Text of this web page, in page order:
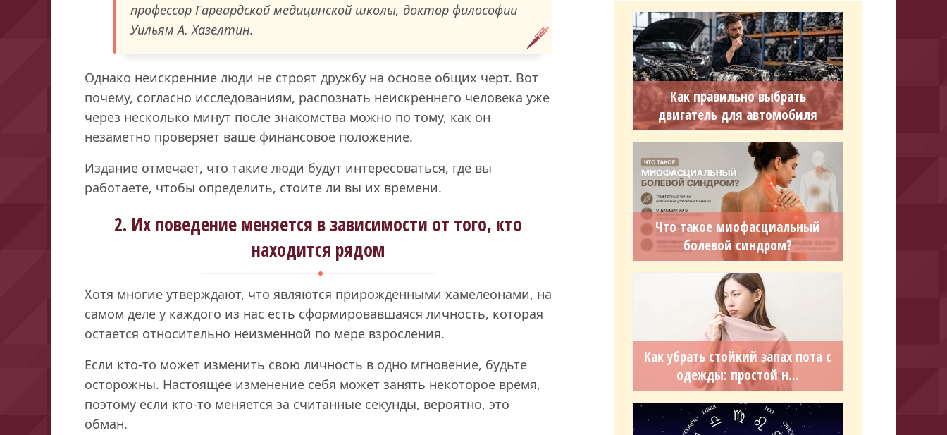
профессор Гарвардской медицинской школы, доктор философии
Уильям А. Хазелтин.
Однако неискренние люди не строят дружбу на основе общих черт. Вот
почему, согласно исследованиям, распознать неискреннего человека уже
через несколько минут после знакомства можно по тому, как он
незаметно проверяет ваше финансовое положение.
Издание отмечает, что такие люди будут интересоваться, где вы
работаете, чтобы определить, стоите ли вы их времени.
2. Их поведение меняется в зависимости от того, кто
находится рядом
Хотя многие утверждают, что являются прирожденными хамелеонами, на
самом деле у каждого из нас есть сформировавшаяся личность, которая
остается относительно неизменной по мере взросления.
Если кто-то может изменить свою личность в одно мгновение, будьте
осторожны. Настоящее изменение себя может занять некоторое время,
поэтому если кто-то меняется за считанные секунды, вероятно, это
обман.
Как правильно выбрать
двигатель для автомобиля
Что такое миофасциальный
болевой синдром?
Как убрать стойкий запах пота с
одежды: простой н...